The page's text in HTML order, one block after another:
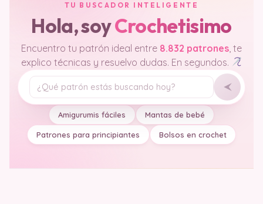
TU BUSCADOR INTELIGENTE
Hola, soyCrochetisimo
Encuentro tu patrón ideal entre 8.832 patrones , te
explico técnicas y resuelvo dudas. En segundos.
Tu pregunta
Amigurumis fáciles Mantas de bebé
Patrones para principiantes Bolsos en crochet